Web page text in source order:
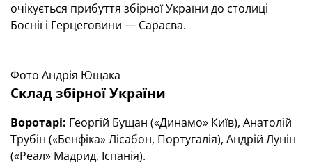
очікується прибуття збірної України до столиці
Боснії і Герцеговини — Сараєва.
Фото Андрія Ющака
Склад збірної України
Воротарі: Георгій Бущан («Динамо» Київ), Анатолій
Трубін («Бенфіка» Лісабон, Португалія), Андрій Лунін
(«Реал» Мадрид, Іспанія).